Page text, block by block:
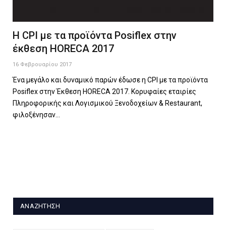
Η CPI με τα προϊόντα Posiflex στην
έκθεση HORECA 2017
16 Φεβρουαρίου 2017
Ένα μεγάλο και δυναμικό παρών έδωσε η CPI με τα προϊόντα
Posiflex στην Έκθεση HORECA 2017. Κορυφαίες εταιρίες
Πληροφορικής και Λογισμικού Ξενοδοχείων & Restaurant,
φιλοξένησαν…
ΑΝΑΖΉΤΗΣΗ